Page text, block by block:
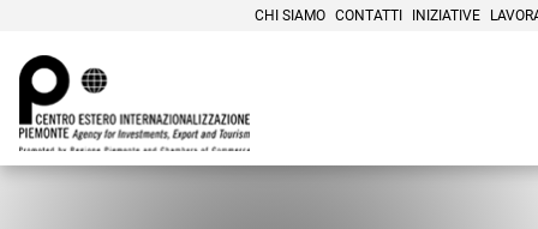
CHI SIAMO CONTATTI INIZIATIVE